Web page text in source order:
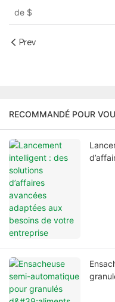
de $
Prev
RECOMMANDÉ POUR